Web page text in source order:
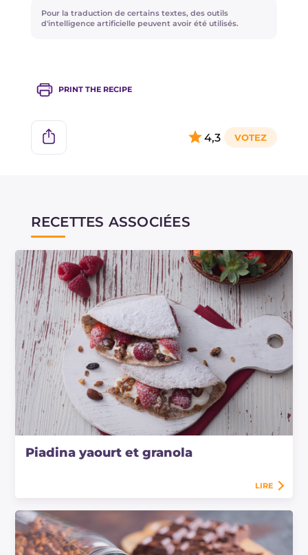
préférez.
Pour la traduction de certains textes, des outils
d'intelligence artificielle peuvent avoir été utilisés.
PRINT THE RECIPE
4,3
RECETTES ASSOCIÉES
Piadina yaourt et granola
LIRE